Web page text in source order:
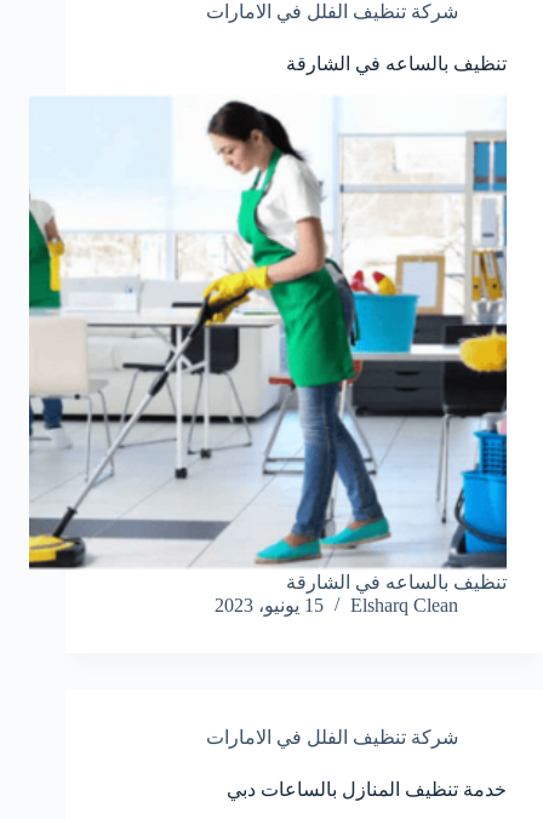
شركة تنظيف الفلل في الامارات
تنظيف بالساعه في الشارقة
تنظيف بالساعه في الشارقة
Elsharq Clean
15 يونيو، 2023
شركة تنظيف الفلل في الامارات
خدمة تنظيف المنازل بالساعات دبي